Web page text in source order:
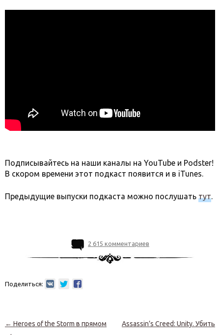
Подписывайтесь на наши каналы на YouTube и Podster!
В скором времени этот подкаст появится и в iTunes.
Предыдущие выпуски подкаста можно послушать тут.
2 615 комментариев
Поделиться:
Навигация по записям
← Heroes of the Storm в прямом
Assassin’s Creed: Unity. Убить